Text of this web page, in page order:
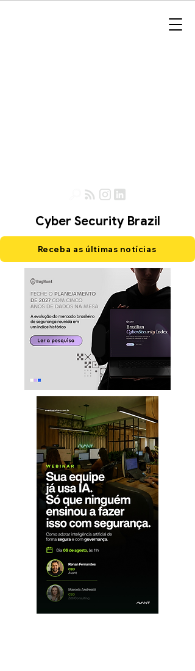
Cyber Security Brazil
Receba as últimas notícias